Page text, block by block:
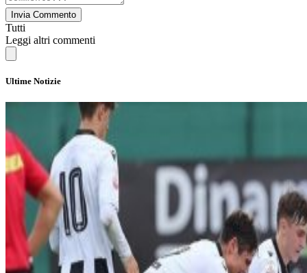
Invia Commento
Tutti
Leggi altri commenti
Ultime Notizie